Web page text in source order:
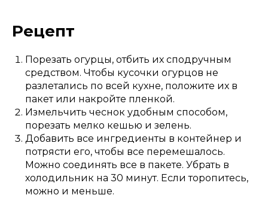
Рецепт
Порезать огурцы, отбить их сподручным
средством. Чтобы кусочки огурцов не
разлетались по всей кухне, положите их в
пакет или накройте пленкой.
Измельчить чеснок удобным способом,
порезать мелко кешью и зелень.
Добавить все ингредиенты в контейнер и
потрясти его, чтобы все перемешалось.
Можно соединять все в пакете. Убрать в
холодильник на 30 минут. Если торопитесь,
можно и меньше.